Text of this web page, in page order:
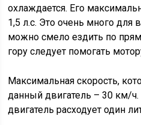
охлаждается. Его
1,5 л.с. Это очень много для
можно смело ездить по
гору следует помогать
Максимальная скорость,
данный двигатель – 30 км/
двигатель расходует один